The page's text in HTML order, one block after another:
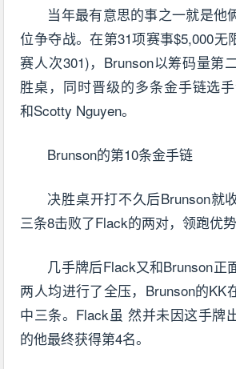
当年最有意思的事之一就是他
位争夺战。在第31项赛事$5,000无
赛人次301)，Brunson以筹码量第
胜桌，同时晋级的多条金手链选
和Scotty Nguyen。
Brunson的第10条金手链
决胜桌开打不久后Brunson就
三条8击败了Flack的两对，领跑优势
几手牌后Flack又和Brunson正
两人均进行了全压，Brunson的KK
中三条。Flack虽 然并未因这手牌
的他最终获得第4名。